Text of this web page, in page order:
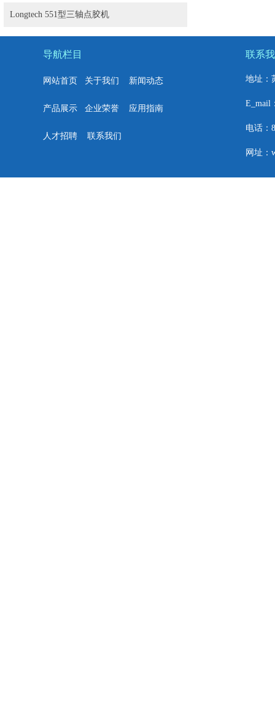
Longtech 551型三轴点胶机
导航栏目
网站首页 关于我们 新闻动态
产品展示 企业荣誉 应用指南
人才招聘 联系我们
联系
地址：
E_mail
电话：
网址：